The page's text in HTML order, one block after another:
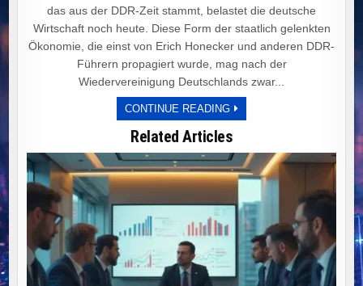
das aus der DDR-Zeit stammt, belastet die deutsche
Wirtschaft noch heute. Diese Form der staatlich gelenkten
Ökonomie, die einst von Erich Honecker und anderen DDR-
Führern propagiert wurde, mag nach der
Wiedervereinigung Deutschlands zwar...
CONTINUE READINGPLANWIRTSCHAFT
UND
DEUTSCHLANDS
IN
DEN
WIRTSCHAFTLICHEN
Related Articles